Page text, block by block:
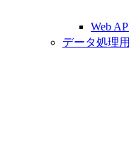
Web
データ処理